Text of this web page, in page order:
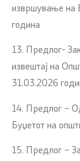
извршување на
година
13. Предлог-
извештај на
31.03.2026
14. Предлог –
Буџетот на
15. Предлог –